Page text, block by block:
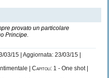
provato un particolare
Principe.
03/15 | Aggiornata: 23/03/15 |
| Capitoli: 1 - One shot |